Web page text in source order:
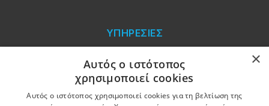
ΥΠΗΡΕΣΙΕΣ
Παραγγελίες και πληρωμές
Χονδρική πώληση
×
Αυτός ο ιστότοπος
χρησιμοποιεί cookies
Αυτός ο ιστότοπος χρησιμοποιεί cookies για τη βελτίωση της